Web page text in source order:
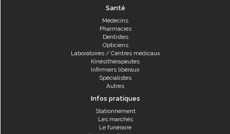
Santé
Médecins
Pharmacies
Dentistes
Opticiens
Laboratoires / Centres médicaux
Kinésithérapeutes
Infirmiers libéraux
Spécialistes
Autres
Infos pratiques
Stationnement
Les marchés
Le funéraire